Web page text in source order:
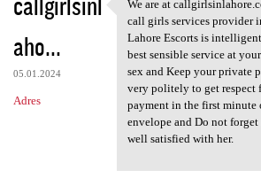
o
m
e
n
aho...
05.01.2024
Adres
We are at
We are at
call girls services provider
Lahore Escorts is
best sensible service at
sex and Keep your private
very politely to get respect
payment in the first minute
envelope and Do not
well satisfied with her.